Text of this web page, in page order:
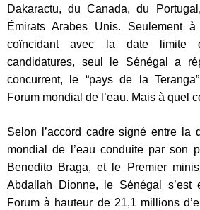
Dakaractu, du Canada, du
Émirats Arabes Unis. Seulement
coïncidant avec la date limite
candidatures, seul le Sénégal a
concurrent, le “pays de la
Forum mondial de l’eau. Mais à quel
Selon l’accord cadre signé entre la
mondial de l’eau conduite par son
Benedito Braga, et le Premier
Abdallah Dionne, le Sénégal s’est
Forum à hauteur de 21,1 millions